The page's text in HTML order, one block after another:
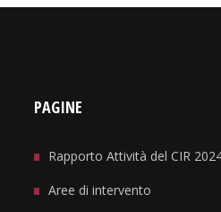
PAGINE
Rapporto Attività del CIR
Aree di intervento